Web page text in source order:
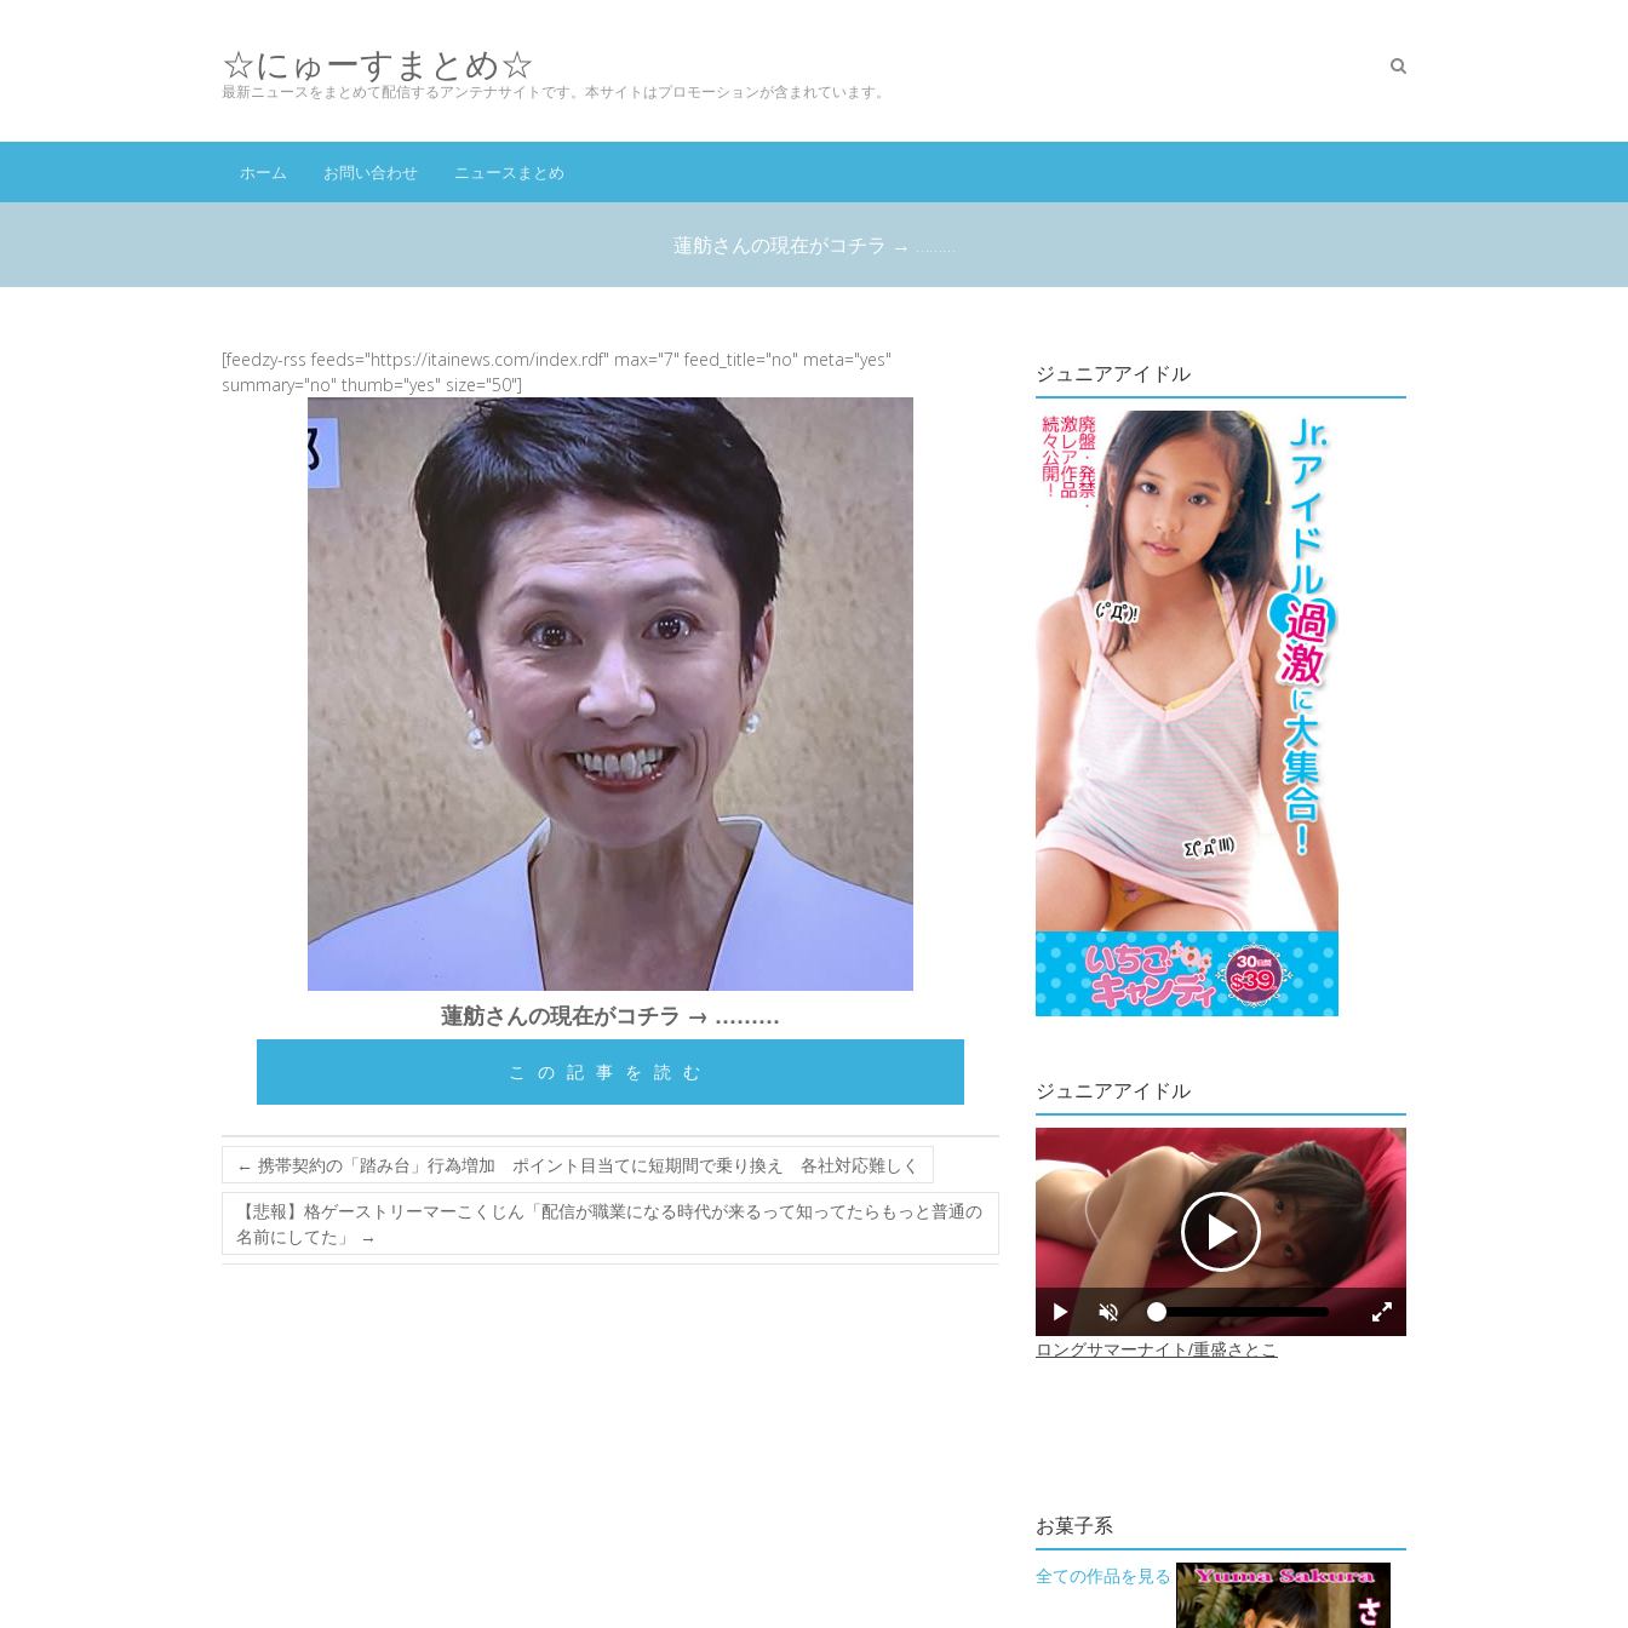
☆にゅーすまとめ☆
最新ニュースをまとめて配信するアンテナサイトです。本サイトはプロモーションが含まれています。
ホーム お問い合わせ ニュースまとめ
蓮舫さんの現在がコチラ → ………
[feedzy-rss feeds="https://itainews.com/index.rdf" max="7" feed_title="no" meta="yes"
summary="no" thumb="yes" size="50"]
蓮舫さんの現在がコチラ → ………
この記事を読む
← 携帯契約の「踏み台」行為増加 ポイント目当てに短期間で乗り換え 各社対応難しく
【悲報】格ゲーストリーマーこくじん「配信が職業になる時代が来るって知ってたらもっと普通の
名前にしてた」
→
ジュニアアイドル
ジュニアアイドル
お菓子系
全ての作品を見る